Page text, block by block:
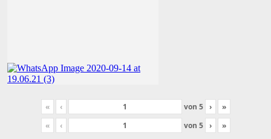
« ‹ von 5 ›
»
«
‹ von 5 › »